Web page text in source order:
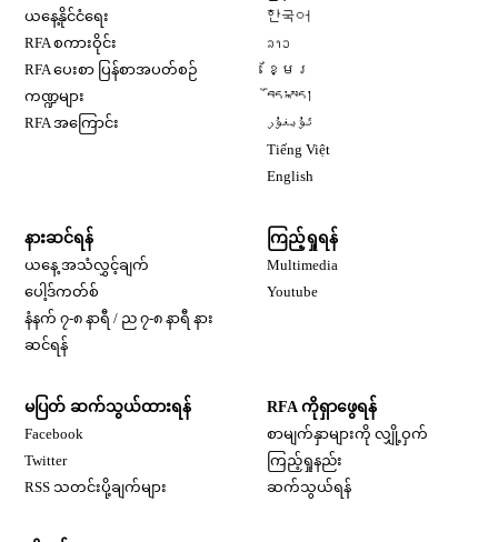
ယနေ့နိုင်ငံရေး
RFA စကားဝိုင်း
RFA ပေးစာ ပြန်စာအပတ်စဉ်
ကဏ္ဍများ
RFA အကြောင်း
한국어
ລາວ
ខ្មែរ
བོད་སྐད།
ئۇيغۇر
Tiếng Việt
English
နားဆင်ရန်
ယနေ့ အသံလွှင့်ချက်
ပေါ့ဒ်ကတ်စ်
နံနက် ၇-၈ နာရီ / ည ၇-၈ နာရီ နား
ဆင်ရန်
ကြည့်ရှုရန်
Multimedia
Youtube
မပြတ် ဆက်သွယ်ထားရန်
Facebook
TwitterOpens in new window
RSS သတင်းပို့ချက်များ
RFA ကိုရှာဖွေရန်
စာမျက်နှာများကို လျှို့ဝှက်
ကြည့်ရှုနည်း
ဆက်သွယ်ရန်